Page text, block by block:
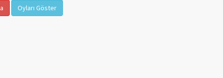
Oyları Göster